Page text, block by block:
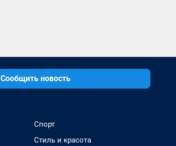
Сообщить новость
Спорт
Стиль и красота